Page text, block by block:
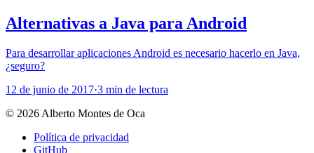
Alternativas a Java para Android
Para desarrollar aplicaciones Android es necesario hacerlo en Java,
¿seguro?
12 de junio de 2017·3 min de lectura
© 2026 Alberto Montes de Oca
Política de privacidad
GitHub